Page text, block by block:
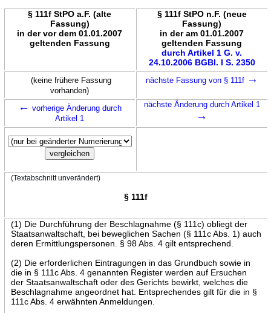
§ 111f StPO a.F. (alte
Fassung)
in der vor dem 01.01.2007
geltenden Fassung
§ 111f StPO n.F. (neue
Fassung)
in der am 01.01.2007
geltenden Fassung
durch Artikel 1 G. v.
24.10.2006 BGBl. I S. 2350
(keine frühere Fassung
vorhanden)
nächste Fassung von § 111f →
← vorherige Änderung durch
Artikel 1
nächste Änderung durch Artikel 1
→
(Textabschnitt unverändert)
§ 111f
(1) Die Durchführung der Beschlagnahme (§ 111c) obliegt der
Staatsanwaltschaft, bei beweglichen Sachen (§ 111c Abs. 1) auch
deren Ermittlungspersonen. § 98 Abs. 4 gilt entsprechend.
(2) Die erforderlichen Eintragungen in das Grundbuch sowie in
die in § 111c Abs. 4 genannten Register werden auf Ersuchen
der Staatsanwaltschaft oder des Gerichts bewirkt, welches die
Beschlagnahme angeordnet hat. Entsprechendes gilt für die in §
111c Abs. 4 erwähnten Anmeldungen.